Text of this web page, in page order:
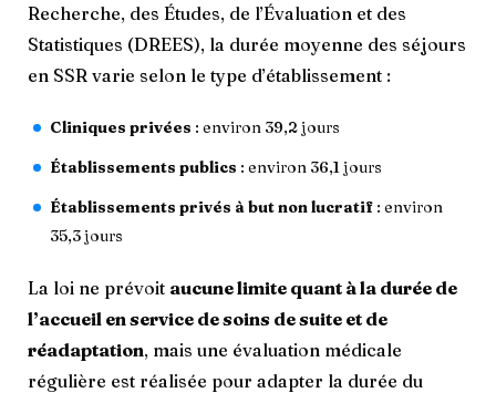
Recherche, des Études, de l’Évaluation et des
Statistiques (DREES), la durée moyenne des séjours
en SSR varie selon le type d’établissement :
Cliniques privées : environ 39,2 jours
Établissements publics : environ 36,1 jours
Établissements privés à but non lucratif : environ
35,3 jours
La loi ne prévoit aucune limite quant à la durée de
l’accueil en service de soins de suite et de
réadaptation, mais une évaluation médicale
régulière est réalisée pour adapter la durée du